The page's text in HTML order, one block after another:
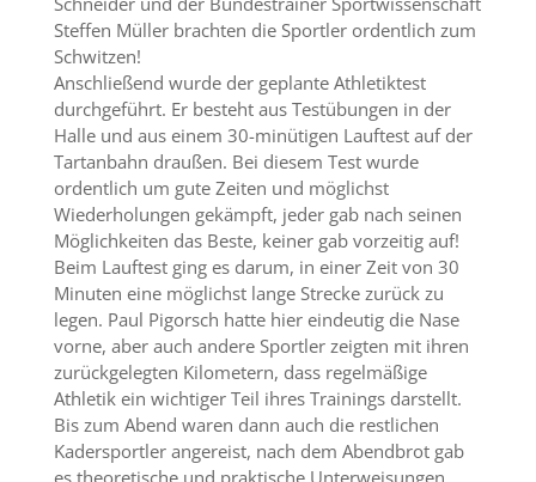
Steffen Müller brachten die Sportler ordentlich zum
Schwitzen!
Anschließend wurde der geplante Athletiktest
durchgeführt. Er besteht aus Testübungen in der
Halle und aus einem 30-minütigen Lauftest auf der
Tartanbahn draußen. Bei diesem Test wurde
ordentlich um gute Zeiten und möglichst
Wiederholungen gekämpft, jeder gab nach seinen
Möglichkeiten das Beste, keiner gab vorzeitig auf!
Beim Lauftest ging es darum, in einer Zeit von 30
Minuten eine möglichst lange Strecke zurück zu
legen. Paul Pigorsch hatte hier eindeutig die Nase
vorne, aber auch andere Sportler zeigten mit ihren
zurückgelegten Kilometern, dass regelmäßige
Athletik ein wichtiger Teil ihres Trainings darstellt.
Bis zum Abend waren dann auch die restlichen
Kadersportler angereist, nach dem Abendbrot gab
es theoretische und praktische Unterweisungen